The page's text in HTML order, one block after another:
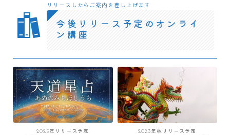
リリースしたらご案内を差し上げます
今後リリース予定のオンライ
ン講座
2025年リリース予定 2023年秋リリース予定